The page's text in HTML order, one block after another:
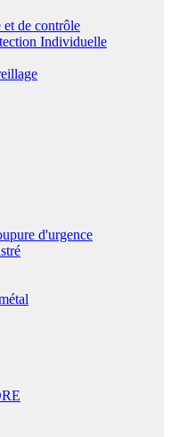
et de contrôle
Individuelle
d'urgence